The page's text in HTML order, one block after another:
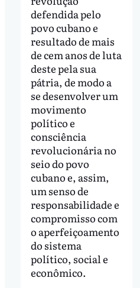
defendida pelo
povo cubano e
resultado de mais
de cem anos de luta
deste pela sua
pátria, de modo a
se desenvolver um
movimento
político e
consciência
revolucionária no
seio do povo
cubano e, assim,
um senso de
responsabilidade e
compromisso com
o aperfeiçoamento
do sistema
político, social e
econômico.